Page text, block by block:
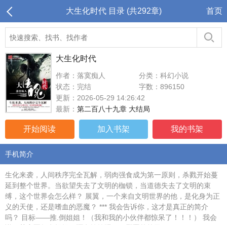
大生化时代 目录 (共292章) 首页
大生化时代
作者：落寞痴人
分类：科幻小说
状态：完结
字数：896150
更新：2026-05-29 14:26:42
最新： 第二百八十九章 大结局
开始阅读 加入书架 我的书架
手机简介
生化来袭，人间秩序完全瓦解，弱肉强食成为第一原则，杀戮开始蔓
延到整个世界。当欲望失去了文明的枷锁，当道德失去了文明的束
缚，这个世界会怎么样？ 展翼，一个来自文明世界的他，是化身为正
义的天使，还是嗜血的恶魔？ *** 我会告诉你，这才是真正的简介
吗？ 目标——推.倒姐姐！（我和我的小伙伴都惊呆了！！！） 我会